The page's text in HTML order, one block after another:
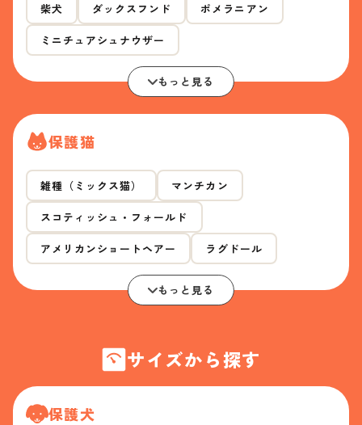
柴犬 ダックスフンド ポメラニアン
ミニチュアシュナウザー
もっと見る
保護猫
雑種（ミックス猫） マンチカン
スコティッシュ・フォールド
アメリカンショートヘアー ラグドール
もっと見る
サイズから探す
保護犬